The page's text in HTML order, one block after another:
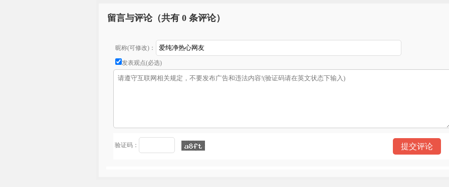
留言与评论（共有 0 条评论）
昵称(可修改)：
发表观点(必选)
验证码：